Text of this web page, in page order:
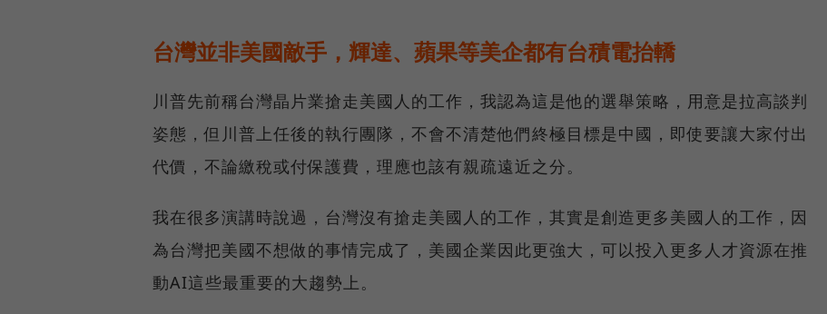
台灣並非美國敵手，輝達、蘋果等美企都有台積電抬轎
川普先前稱台灣晶片業搶走美國人的工作，我認為這是他的選舉策略，用意是拉高談判
姿態，但川普上任後的執行團隊，不會不清楚他們終極目標是中國，即使要讓大家付出
代價，不論繳稅或付保護費，理應也該有親疏遠近之分。
我在很多演講時說過，台灣沒有搶走美國人的工作，其實是創造更多美國人的工作，因
為台灣把美國不想做的事情完成了，美國企業因此更強大，可以投入更多人才資源在推
動AI這些最重要的大趨勢上。